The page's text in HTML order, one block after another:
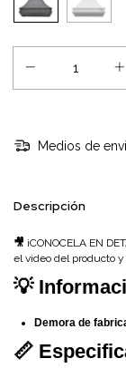
Medios de
Descripción
🎥 ¡CONOCELA EN
el video del producto
💡
Demora de
📏